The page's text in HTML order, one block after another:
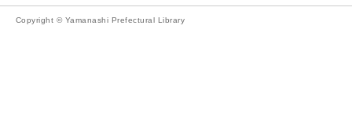
Copyright © Yamanashi Prefectural Library